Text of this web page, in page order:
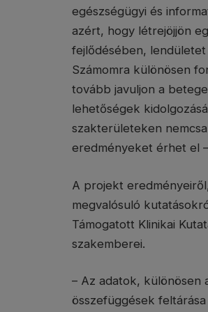
egészségügyi és
azért, hogy létrejöjjön
fejlődésében,
Számomra különösen
tovább javuljon a
lehetőségek
szakterületeken
eredményeket érhet el
A projekt
megvalósuló
Támogatott Klinikai
szakemberei.
– Az adatok, különösen
összefüggések